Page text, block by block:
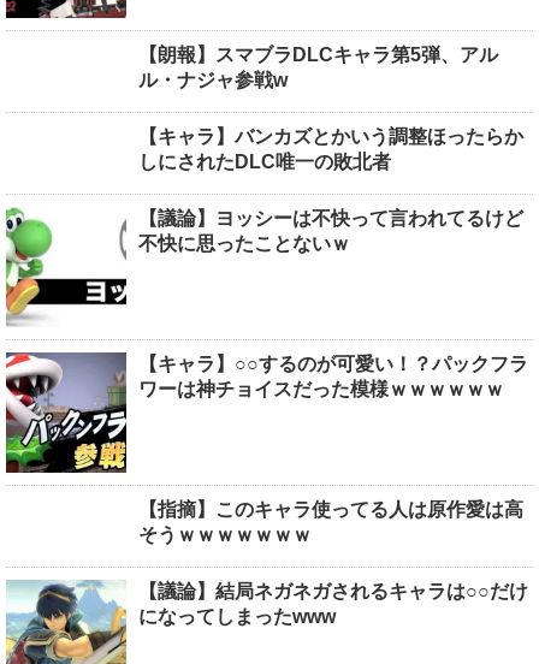
【朗報】スマブラDLCキャラ第5弾、アル
ル・ナジャ参戦w
【キャラ】バンカズとかいう調整ほったらか
しにされたDLC唯一の敗北者
【議論】ヨッシーは不快って言われてるけど
不快に思ったことないｗ
【キャラ】○○するのが可愛い！？パックフラ
ワーは神チョイスだった模様ｗｗｗｗｗｗ
【指摘】このキャラ使ってる人は原作愛は高
そうｗｗｗｗｗｗｗ
【議論】結局ネガネガされるキャラは○○だけ
になってしまったwww